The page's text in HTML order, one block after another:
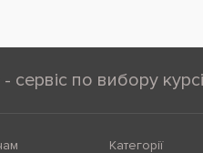
сервіс по вибору
Категорії